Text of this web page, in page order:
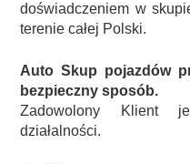
doświadczeniem w
terenie całej Polski.
Auto Skup pojazdów
bezpieczny sposób.
Zadowolony Klient
działalności.